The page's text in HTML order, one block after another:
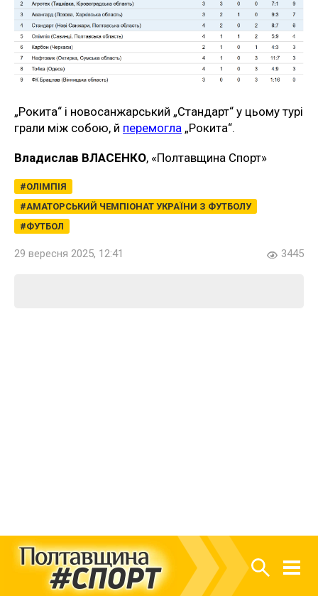
„Рокита“ і новосанжарський „Стандарт“ у цьому турі
грали між собою, й перемогла „Рокита“.
Владислав ВЛАСЕНКО, «Полтавщина Спорт»
ОЛІМПІЯ
АМАТОРСЬКИЙ ЧЕМПІОНАТ УКРАЇНИ З ФУТБОЛУ
ФУТБОЛ
29 вересня 2025, 12:41 3445